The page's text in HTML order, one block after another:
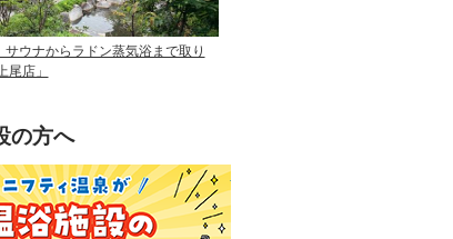
ウナからラドン蒸気浴まで取り
尾店」
の方へ
ニフティ温泉を使って手軽に